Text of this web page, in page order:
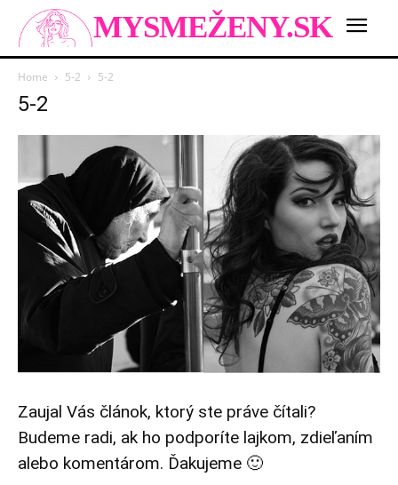
MYSMEŽENY.SK
Home 5-2 5-2
5-2
Zaujal Vás článok, ktorý ste práve čítali?
Budeme radi, ak ho podporíte lajkom, zdieľaním
alebo komentárom. Ďakujeme 🙂